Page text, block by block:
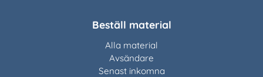
Beställ material
Alla material
Avsändare
Senast inkomna